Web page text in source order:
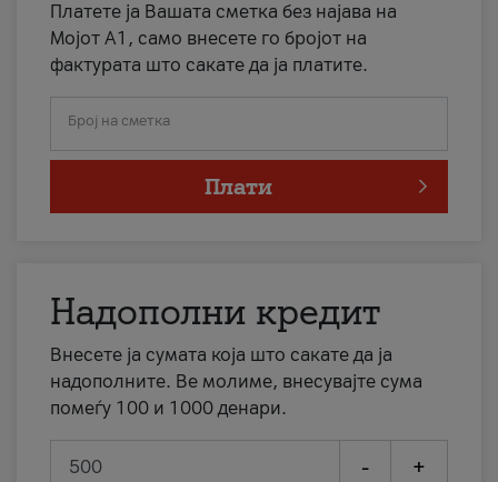
Платете ја Вашата сметка без најава на
Мојот А1, само внесете го бројот на
фактурата што сакате да ја платите.
Број на сметка
Плати
Надополни кредит
Внесете ја сумата која што сакате да ја
надополните. Ве молиме, внесувајте сума
помеѓу 100 и 1000 денари.
- +